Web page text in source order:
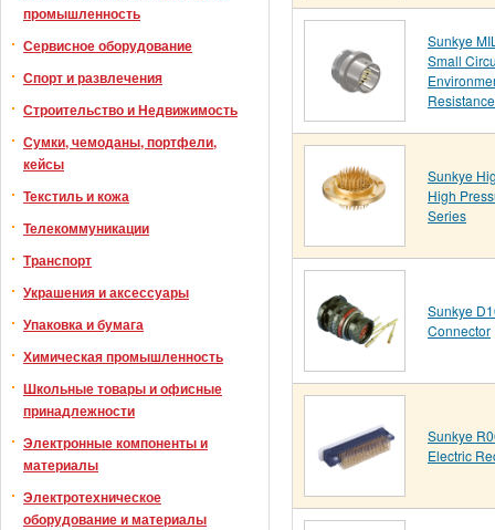
промышленность
Сервисное оборудование
Спорт и развлечения
Строительство и Недвижимость
Сумки, чемоданы, портфели,
кейсы
Текстиль и кожа
Телекоммуникации
Транспорт
Украшения и аксессуары
Упаковка и бумага
Химическая промышленность
Школьные товары и офисные
принадлежности
Электронные компоненты и
материалы
Электротехническое
оборудование и материалы
Sunkye
Small
Resistance
Sunkye
High
Series
Sunkye
Connector
Sunkye
Electric